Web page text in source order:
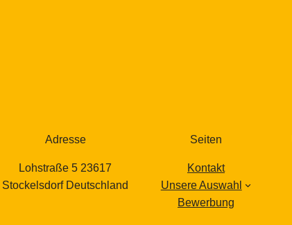
Adresse
Lohstraße 5 23617
Stockelsdorf Deutschland
Seiten
Kontakt
Unsere Auswahl
Bewerbung